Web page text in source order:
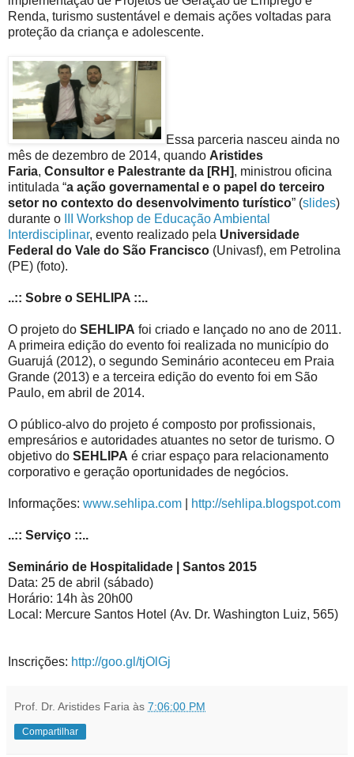
Renda, turismo sustentável e demais ações voltadas para
proteção da criança e adolescente.
Essa parceria nasceu ainda no
mês de dezembro de 2014, quando Aristides
Faria, Consultor e Palestrante da [RH], ministrou oficina
intitulada “a ação governamental e o papel do terceiro
setor no contexto do desenvolvimento turístico” (slides)
durante o
III Workshop de Educação Ambiental
Interdisciplinar, evento realizado pela Universidade
Federal do Vale do São Francisco (Univasf), em Petrolina
(PE) (foto).
..:: Sobre o SEHLIPA ::..
O projeto do SEHLIPA foi criado e lançado no ano de 2011.
A primeira edição do evento foi realizada no município do
Guarujá (2012), o segundo Seminário aconteceu em Praia
Grande (2013) e a terceira edição do evento foi em São
Paulo, em abril de 2014.
O público-alvo do projeto é composto por profissionais,
empresários e autoridades atuantes no setor de turismo. O
objetivo do SEHLIPA é criar espaço para relacionamento
corporativo e geração oportunidades de negócios.
Informações: www.sehlipa.com http://sehlipa.blogspot.com
..:: Serviço ::..
Seminário de Hospitalidade | Santos 2015
Data: 25 de abril (sábado)
Horário: 14h às 20h00
Local: Mercure Santos Hotel (Av. Dr. Washington Luiz, 565)
Inscrições: http://goo.gl/tjOlGj
Prof. Dr. Aristides Faria às 7:06:00 PM
Compartilhar